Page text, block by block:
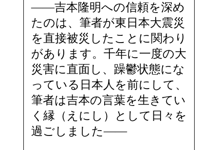
――吉本隆明への信頼を深め
たのは、筆者が東日本大震災
を直接被災したことに関わり
があります。千年に一度の大
災害に直面し、躁鬱状態にな
っている日本人を前にして、
筆者は吉本の言葉を生きてい
く縁（えにし）として日々を
過ごしました――